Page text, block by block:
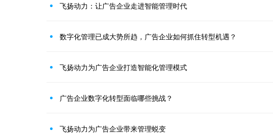
飞扬动力：让广告企业走进智能管理时代
数字化管理已成大势所趋，广告企业如何抓住转型机遇？
飞扬动力为广告企业打造智能化管理模式
广告企业数字化转型面临哪些挑战？
飞扬动力为广告企业带来管理蜕变